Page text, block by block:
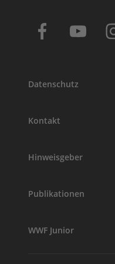
Datenschutz
Kontakt
Hinweisgeber
Publikationen
WWF Junior